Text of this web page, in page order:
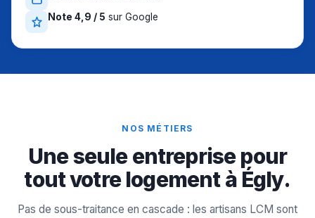
Note 4,9 / 5 sur Google
NOS MÉTIERS
Une seule entreprise pour
tout votre logement à Égly.
Pas de sous-traitance en cascade : les artisans LCM sont